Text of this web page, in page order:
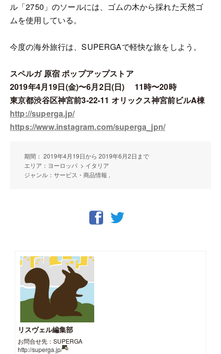
ル「2750」のソールには、ゴムの木から採れた天然ゴ
ムを使用している。
今度の海外旅行は、SUPERGAで軽快な旅をしよう。
スペルガ 原宿 ポップアップストア
2019年4月19日(金)〜6月2日(日) 11時〜20時
東京都渋谷区神宮前3-22-11 オリックス神宮前ビルA棟
http://superga.jp/
https://www.instagram.com/superga_jpn/
期間： 2019年4月19日から 2019年6月2日まで
エリア：ヨーロッパ > イタリア
ジャンル：サービス・商品情報 ,
リスヴェル編集部
お問合せ先：SUPERGA
http://superga.jp/